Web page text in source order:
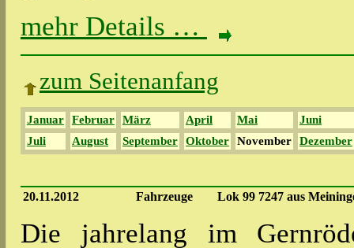
mehr Details …
zum Seitenanfang
Januar Februar März April Mai
Juni
Juli
August September Oktober November Dezember
20.11.2012 Fahrzeuge Lok 99 7247 aus
Die jahrelang im